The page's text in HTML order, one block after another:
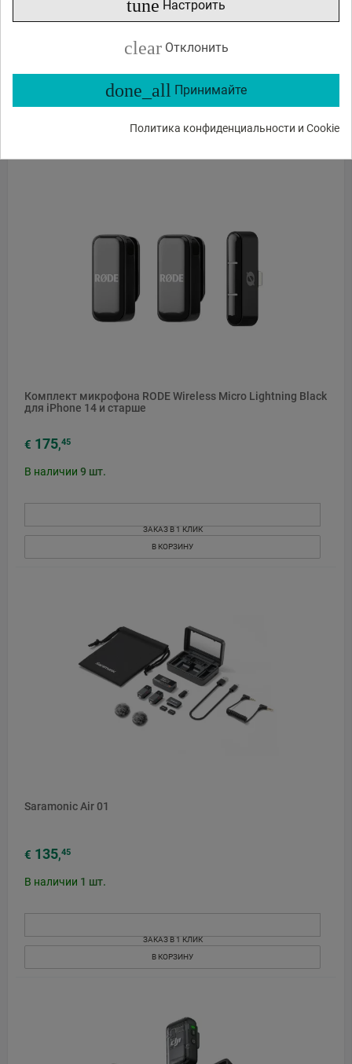
tune Настроить
clear Отклонить
done_all Принимайте
Политика конфиденциальности и Cookie
Комплект микрофона RODE Wireless Micro Lightning Black
для iPhone 14 и старше
€ 175,45
В наличии 9 шт.
ЗАКАЗ В 1 КЛИК
В КОРЗИНУ
Saramonic Air 01
€ 135,45
В наличии 1 шт.
ЗАКАЗ В 1 КЛИК
В КОРЗИНУ